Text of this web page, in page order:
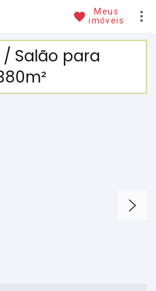
Meus
imóveis
/ Salão para